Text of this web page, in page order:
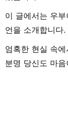
이 글에서는 우
언을 소개합니다.
엄혹한 현실 속
분명 당신도 마